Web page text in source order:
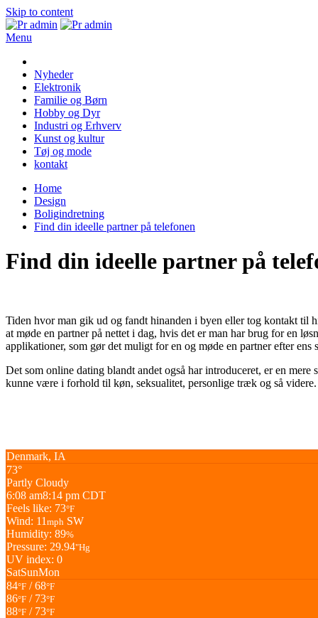
Skip to content
Menu
Nyheder
Elektronik
Familie og Børn
Hobby og Dyr
Industri og Erhverv
Kunst og kultur
Tøj og mode
kontakt
Home
Design
Boligindretning
Find din ideelle partner på telefonen
Find din ideelle partner på
Tiden hvor man gik ud og fandt hinanden i byen eller tog kontakt til
at møde en partner på nettet i dag, hvis det er man har brug for en
applikationer, som gør det muligt for en og møde en partner efter ens
Det som online dating blandt andet også har introduceret, er en
kunne være i forhold til køn, seksualitet, personlige træk og så
Denmark, IA
73°
Partly Cloudy
6:08 am8:14 pm CDT
Feels like: 73°F
Wind: 11 mph SW
Humidity: 89%
Pressure: 29.94"Hg
UV index: 0
SatSunMon
84°F / 68°F
86°F / 73°F
88°F / 73°F